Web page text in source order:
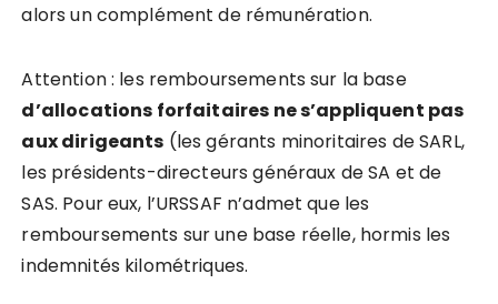
alors un complément de rémunération.
Attention : les remboursements sur la base
d’allocations forfaitaires ne s’appliquent pas
aux dirigeants (les gérants minoritaires de SARL,
les présidents-directeurs généraux de SA et de
SAS. Pour eux, l’URSSAF n’admet que les
remboursements sur une base réelle, hormis les
indemnités kilométriques.